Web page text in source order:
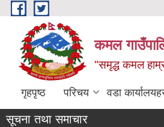
Skip to main content
कमल
"समृद्ध कमल
गृहपृष्ठ परिचय वडा
सूचना तथा समाचार